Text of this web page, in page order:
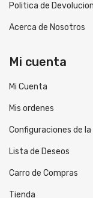
Politica de
Acerca de Nosotros
Mi cuenta
Mi Cuenta
Mis ordenes
Configuraciones de
Lista de Deseos
Carro de Compras
Tienda